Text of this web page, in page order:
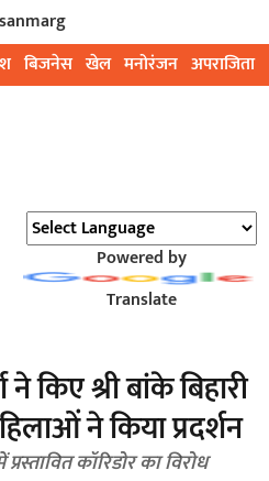
बिजनेस खेल मनोरंजन अपराजिता
Powered by
Translate
किए श्री बांके बिहारी
ने किया प्रदर्शन
कॉरिडोर का विरोध